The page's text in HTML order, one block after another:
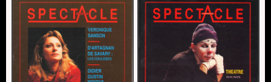
13/06/2026
Dispositif SACD Auteurs d'espaces : les lauréats 2026
18/03/2026